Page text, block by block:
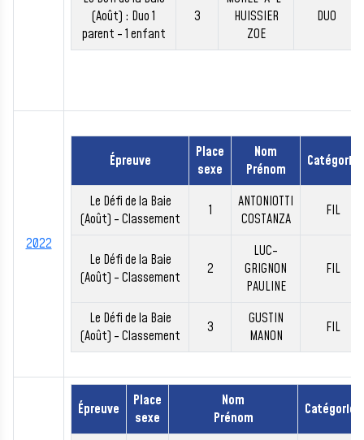
(Août) : Duo 1
parent - 1 enfant
3
HUISSIER
ZOE
DUO
2022
Épreuve
Place
sexe
Nom
Prénom
Catégorie
Le Défi de la Baie
(Août) - Classement
1
ANTONIOTTI
COSTANZA
FIL
Le Défi de la Baie
(Août) - Classement
2
LUC-
GRIGNON
PAULINE
FIL
Le Défi de la Baie
(Août) - Classement
3
GUSTIN
MANON
FIL
Épreuve
Place
sexe
Nom
Prénom
Catégorie